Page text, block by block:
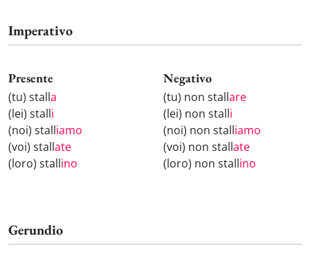
Imperativo
Presente
(tu) stalla
(lei) stalli
(noi) stalliamo
(voi) stallate
(loro) stallino
Negativo
(tu) non stallare
(lei) non stalli
(noi) non stalliamo
(voi) non stallate
(loro) non stallino
Gerundio